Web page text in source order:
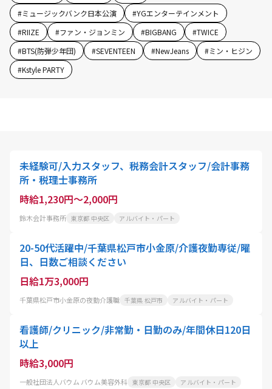
#ミュージックバンク日本公演 #YGエンターテインメント
#RIIZE #ファン・ジョンミン #BIGBANG #TWICE
#BTS(防弾少年団) #SEVENTEEN #NewJeans #ミン・ヒジン
#Kstyle PARTY
未経験可/入力スタッフ、税務会計スタッフ/会計事務
所・税理士事務所
時給1,230円～2,000円
鈴木会計事務所 東京都 中央区 アルバイト・パート
20-50代活躍中/千葉県松戸市小金原/介護夜勤専従/曜
日、日数ご相談ください
日給1万3,000円
千葉県松戸市小金原の夜勤介護職 千葉県 松戸市 アルバイト・パート
看護師/クリニック/非常勤・日勤のみ/年間休日120日
以上
時給3,000円
一般社団法人バウム バウム美容外科 東京都 中央区 アルバイト・パート